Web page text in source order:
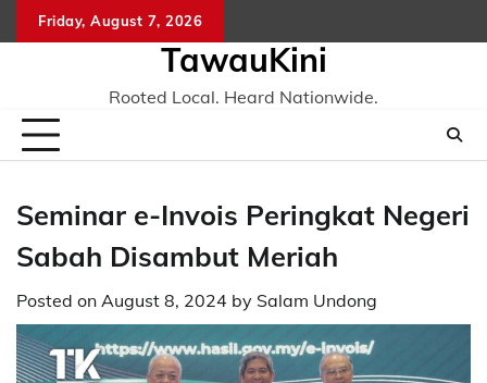
to
Friday, August 7, 2026
TawauKini
Rooted Local. Heard Nationwide.
Seminar e-Invois Peringkat Negeri
Sabah Disambut Meriah
Posted on August 8, 2024 by Salam Undong